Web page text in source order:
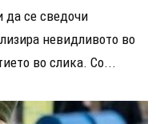
да се сведочи
невидливото во
во слика. Со...